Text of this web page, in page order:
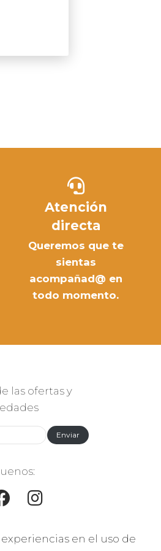
Atención
directa
Queremos que te
sientas
acompañad@ en
todo momento.
las ofertas y
Enviar
en el uso de